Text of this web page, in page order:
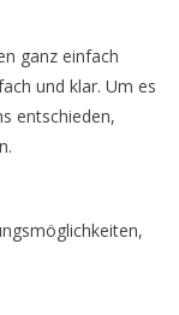
ganz einfach
und klar. Um es
entschieden,